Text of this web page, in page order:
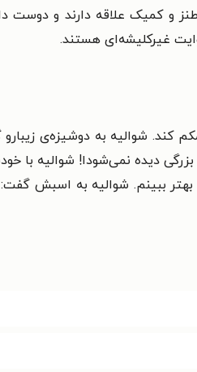
و کمیک علاقه دارند و دوست
غیرکلیشه‌ای هستند.
کند. شوالیه به دوشیزه‌ی
دیده نمی‌شودا! شوالیه با
بهتر ببینم. شوالیه به اسبش